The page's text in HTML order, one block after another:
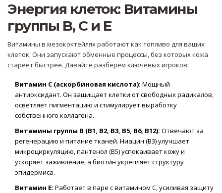
Энергия клеток: Витамины
группы B, C и E
Витамины в мезококтейлях работают как топливо для ваших
клеток. Они запускают обменные процессы, без которых кожа
стареет быстрее. Давайте разберем ключевых игроков:
Витамин С (аскорбиновая кислота): Мощный
антиоксидант. Он защищает клетки от свободных радикалов,
осветляет пигментацию и стимулирует выработку
собственного коллагена.
Витамины группы B (B1, B2, B3, B5, B6, B12): Отвечают за
регенерацию и питание тканей. Ниацин (B3) улучшает
микроциркуляцию, пантенол (B5) успокаивает кожу и
ускоряет заживление, а биотин укрепляет структуру
эпидермиса.
Витамин E: Работает в паре с витамином С, усиливая защиту